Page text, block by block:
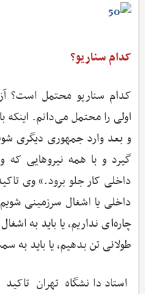
کدام سناریو؟
کدام سناریو محتمل است؟
اولی را محتمل می‌دانم. اینکه
و بعد وارد جمهوری دیگری
گیرد و با همه نیروهایی
داخلی کار جلو برود.» وی
داخلی یا اشغال سرزمینی
چاره‌ای نداریم، یا باید به
طولانی تن بدهیم، یا باید به
استاد دانشگاه تهران